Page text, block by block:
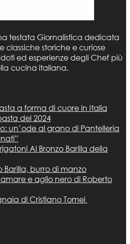
testata Giornalistica dedicata
classiche storiche e curiose
ed esperienze degli Chef più
cucina italiana.
a forma di cuore in Italia
del 2024
un’ode al grano di Pantelleria
Al Bronzo Barilla della
Barilla, burro di manzo
e aglio nero di Roberto
di Cristiano Tomei